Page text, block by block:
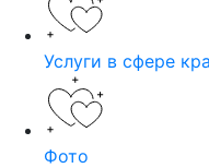
Услуги в сфере
Фото